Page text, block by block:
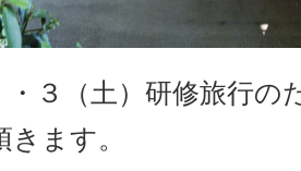
・３（土）研修旅行
ます。